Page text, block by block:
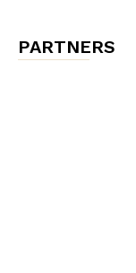
PARTNERS